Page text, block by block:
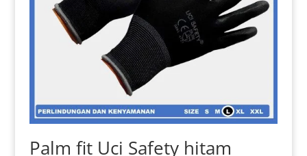
Palm fit Uci Safety hitam